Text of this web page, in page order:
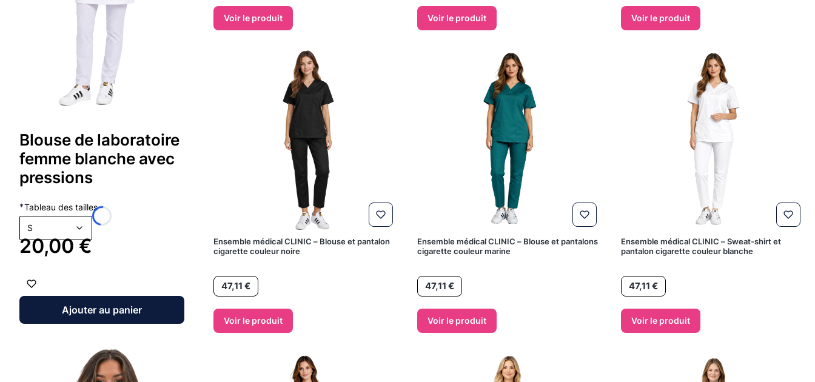
Blouse de laboratoire
femme blanche avec
pressions
*Tableau des tailles
S
Prix
20,00 €
Ajouter au panier
Voir le produit Voir le produit Voir le produit
Ensemble médical CLINIC – Blouse et pantalon
cigarette couleur noire
Prix47,11 €
Voir le produit
Ensemble médical CLINIC – Blouse et pantalons
cigarette couleur marine
Prix47,11 €
Voir le produit
Ensemble médical CLINIC – Sweat-shirt et
pantalon cigarette couleur blanche
Prix47,11 €
Voir le produit